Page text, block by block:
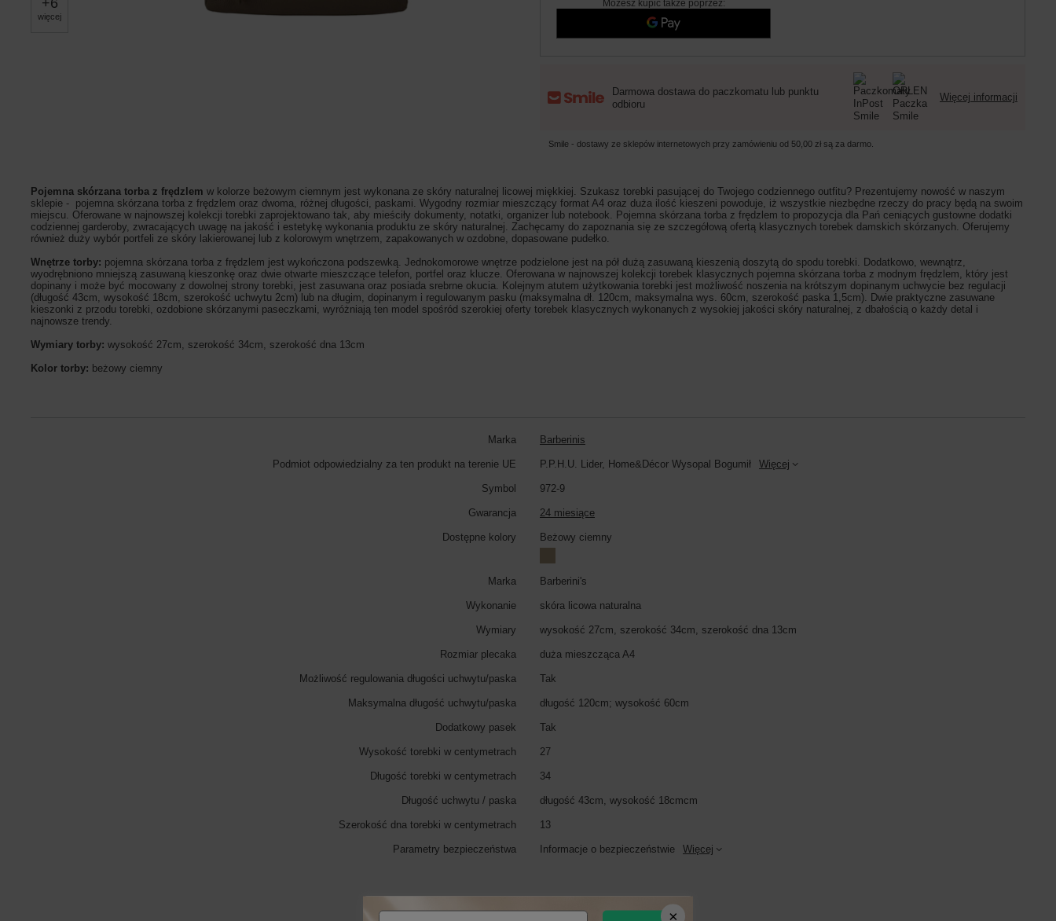
+6
więcej
Możesz kupić także poprzez:
Darmowa dostawa do paczkomatu lub punktu
odbioru
Więcej informacji
Smile - dostawy ze sklepów internetowych przy zamówieniu od 50,00 zł są za darmo.
Pojemna skórzana torba z frędzlem w kolorze beżowym ciemnym jest wykonana ze skóry naturalnej licowej miękkiej. Szukasz torebki pasującej do Twojego codziennego outfitu? Prezentujemy nowość w naszym
sklepie - pojemna skórzana torba z frędzlem oraz dwoma, różnej długości, paskami. Wygodny rozmiar mieszczący format A4 oraz duża ilość kieszeni powoduje, iż wszystkie niezbędne rzeczy do pracy będą na swoim
miejscu. Oferowane w najnowszej kolekcji torebki zaprojektowano tak, aby mieściły dokumenty, notatki, organizer lub notebook. Pojemna skórzana torba z frędzlem to propozycja dla Pań ceniących gustowne dodatki
codziennej garderoby, zwracających uwagę na jakość i estetykę wykonania produktu ze skóry naturalnej. Zachęcamy do zapoznania się ze szczegółową ofertą klasycznych torebek damskich skórzanych. Oferujemy
również duży wybór portfeli ze skóry lakierowanej lub z kolorowym wnętrzem, zapakowanych w ozdobne, dopasowane pudełko.
Wnętrze torby: pojemna skórzana torba z frędzlem jest wykończona podszewką. Jednokomorowe wnętrze podzielone jest na pół dużą zasuwaną kieszenią doszytą do spodu torebki. Dodatkowo, wewnątrz,
wyodrębniono mniejszą zasuwaną kieszonkę oraz dwie otwarte mieszczące telefon, portfel oraz klucze. Oferowana w najnowszej kolekcji torebek klasycznych pojemna skórzana torba z modnym frędzlem, który jest
dopinany i może być mocowany z dowolnej strony torebki, jest zasuwana oraz posiada srebrne okucia. Kolejnym atutem użytkowania torebki jest możliwość noszenia na krótszym dopinanym uchwycie bez regulacji
(długość 43cm, wysokość 18cm, szerokość uchwytu 2cm) lub na długim, dopinanym i regulowanym pasku (maksymalna dł. 120cm, maksymalna wys. 60cm, szerokość paska 1,5cm). Dwie praktyczne zasuwane
kieszonki z przodu torebki, ozdobione skórzanymi paseczkami, wyróżniają ten model spośród szerokiej oferty torebek klasycznych wykonanych z wysokiej jakości skóry naturalnej, z dbałością o każdy detal i
najnowsze trendy.
Wymiary torby: wysokość 27cm, szerokość 34cm, szerokość dna 13cm
Kolor torby: beżowy ciemny
Marka Barberinis
Podmiot odpowiedzialny za ten produkt na terenie UE P.P.H.U. Lider, Home&Décor Wysopal Bogumił Więcej
Symbol 972-9
Gwarancja 24 miesiące
Dostępne kolory Beżowy ciemny
Marka Barberini's
Wykonanie skóra licowa naturalna
Wymiary wysokość 27cm, szerokość 34cm, szerokość dna 13cm
Rozmiar plecaka duża mieszcząca A4
Możliwość regulowania długości uchwytu/paska Tak
Maksymalna długość uchwytu/paska długość 120cm; wysokość 60cm
Dodatkowy pasek Tak
Wysokość torebki w centymetrach 27
Długość torebki w centymetrach 34
Długość uchwytu / paska długość 43cm, wysokość 18cmcm
Szerokość dna torebki w centymetrach 13
Parametry bezpieczeństwa Informacje o bezpieczeństwie Więcej
Zobacz również